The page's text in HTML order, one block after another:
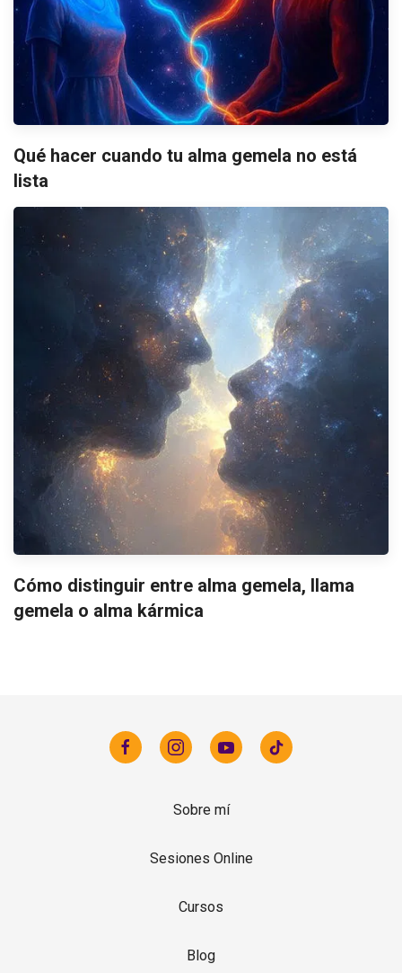
Qué hacer cuando tu alma gemela no está
lista
Cómo distinguir entre alma gemela, llama
gemela o alma kármica
Sobre mí
Sesiones Online
Cursos
Blog